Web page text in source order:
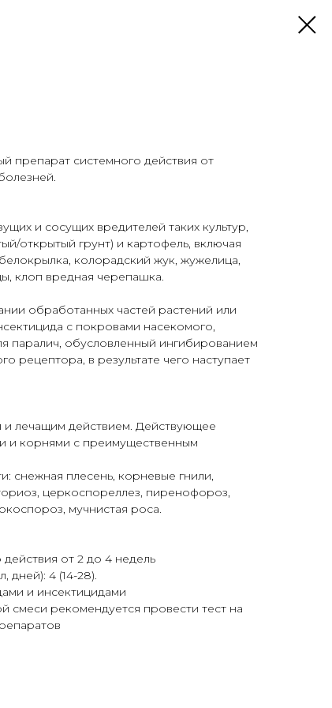
препарат системного действия от
и сосущих вредителей таких культур,
открытый грунт) и картофель, включая
колорадский жук, жужелица,
клоп вредная черепашка.
обработанных частей растений или
с покровами насекомого,
паралич, обусловленный ингибированием
рецептора, в результате чего наступает
и лечащим действием. Действующее
и корнями с преимущественным
снежная плесень, корневые гнили,
церкоспореллез, пиренофороз,
мучнистая роса.
от 2 до 4 недель
дней): 4 (14-28).
и инсектицидами
смеси рекомендуется провести тест на